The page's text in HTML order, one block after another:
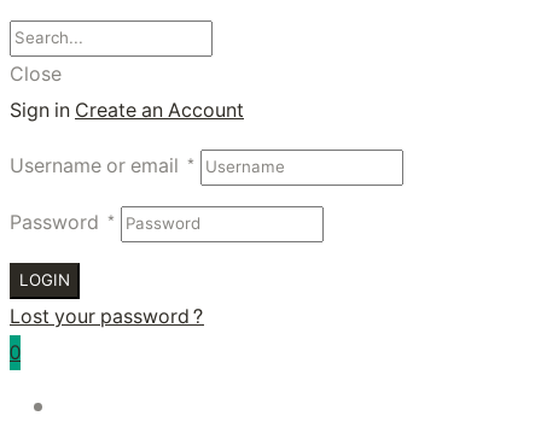
Close
Sign inCreate an Account
Username or email *
Password *
LOGIN
Lost your password?
0